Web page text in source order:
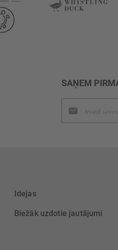
SAŅEM
jaunumu
saņemšanai:
Idejas
Biežāk uzdotie jautājumi